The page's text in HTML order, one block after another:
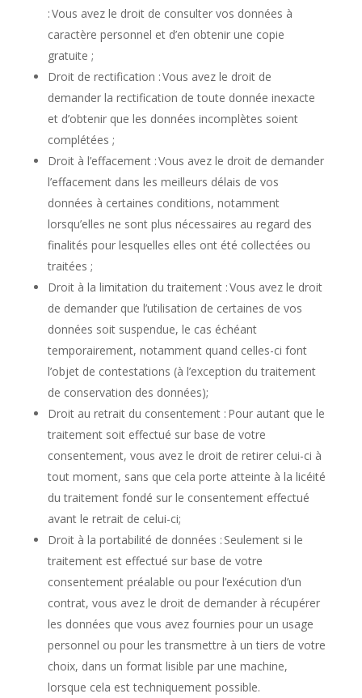
: Vous avez le droit de consulter vos données à
caractère personnel et d’en obtenir une copie
gratuite ;
Droit de rectification : Vous avez le droit de
demander la rectification de toute donnée inexacte
et d’obtenir que les données incomplètes soient
complétées ;
Droit à l’effacement : Vous avez le droit de demander
l’effacement dans les meilleurs délais de vos
données à certaines conditions, notamment
lorsqu’elles ne sont plus nécessaires au regard des
finalités pour lesquelles elles ont été collectées ou
traitées ;
Droit à la limitation du traitement : Vous avez le droit
de demander que l’utilisation de certaines de vos
données soit suspendue, le cas échéant
temporairement, notamment quand celles-ci font
l’objet de contestations (à l’exception du traitement
de conservation des données);
Droit au retrait du consentement : Pour autant que le
traitement soit effectué sur base de votre
consentement, vous avez le droit de retirer celui-ci à
tout moment, sans que cela porte atteinte à la licéité
du traitement fondé sur le consentement effectué
avant le retrait de celui-ci;
Droit à la portabilité de données : Seulement si le
traitement est effectué sur base de votre
consentement préalable ou pour l’exécution d’un
contrat, vous avez le droit de demander à récupérer
les données que vous avez fournies pour un usage
personnel ou pour les transmettre à un tiers de votre
choix, dans un format lisible par une machine,
lorsque cela est techniquement possible.